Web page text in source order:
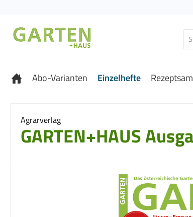
Abo-Varianten Einzelhefte
Agrarverlag
GARTEN+HAUS